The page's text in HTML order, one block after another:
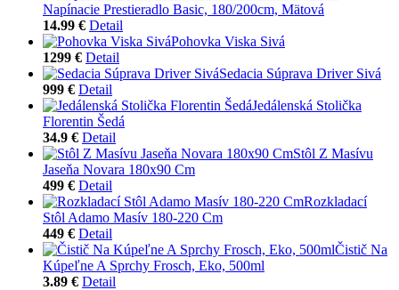
Napínacie Prestieradlo Basic, 180/200cm, Mätová
14.99 € Detail
Pohovka Viska Sivá
1299 € Detail
Sedacia Súprava Driver Sivá
999 € Detail
Jedálenská Stolička
Florentin Šedá
34.9 € Detail
Stôl Z Masívu
Jaseňa Novara 180x90 Cm
499 € Detail
Rozkladací
Stôl Adamo Masív 180-220 Cm
449 € Detail
Čistič Na
Kúpeľne A Sprchy Frosch, Eko, 500ml
3.89 € Detail